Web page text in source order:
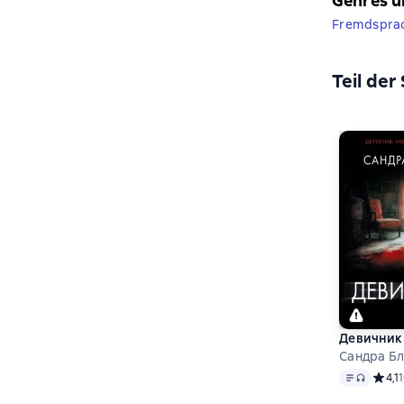
Teil der
Девичник
Сандра
Text, 4,1